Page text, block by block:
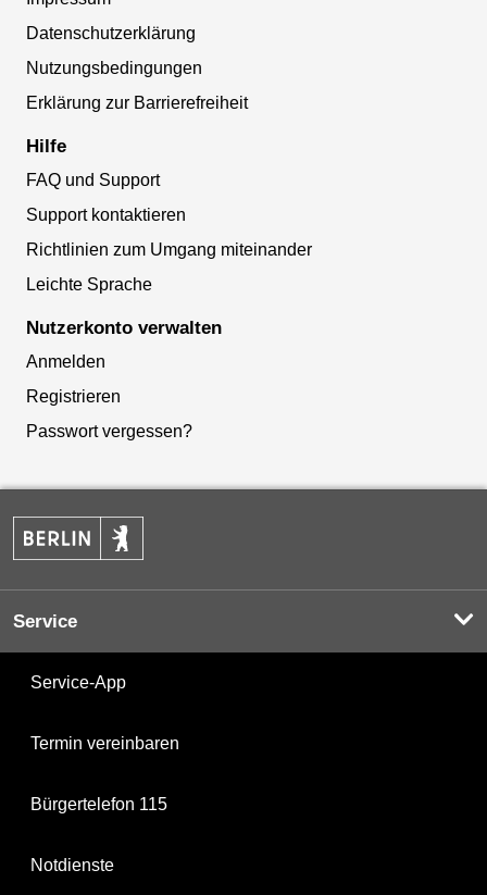
Datenschutzerklärung
Nutzungsbedingungen
Erklärung zur Barrierefreiheit
Hilfe
FAQ und Support
Support kontaktieren
Richtlinien zum Umgang miteinander
Leichte Sprache
Nutzerkonto verwalten
Anmelden
Registrieren
Passwort vergessen?
Service
Service-App
Termin vereinbaren
Bürgertelefon 115
Notdienste